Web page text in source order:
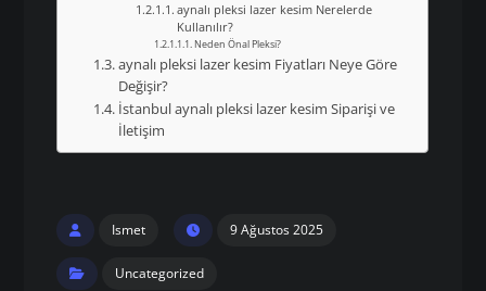
aynalı pleksi lazer kesim Nerelerde
Kullanılır?
Neden Önal Pleksi?
aynalı pleksi lazer kesim Fiyatları Neye Göre
Değişir?
İstanbul aynalı pleksi lazer kesim Siparişi ve
İletişim
Ismet 9 Ağustos 2025
Uncategorized